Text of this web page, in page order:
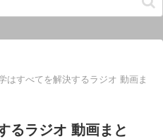
はすべてを解決するラジオ 動画ま
るラジオ 動画まと